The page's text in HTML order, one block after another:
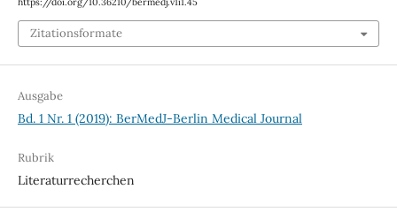
Zitationsformate
Ausgabe
Bd. 1 Nr. 1 (2019): BerMedJ-Berlin Medical Journal
Rubrik
Literaturrecherchen